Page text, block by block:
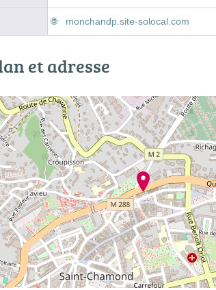
monchandp.site-solocal.com
et adresse